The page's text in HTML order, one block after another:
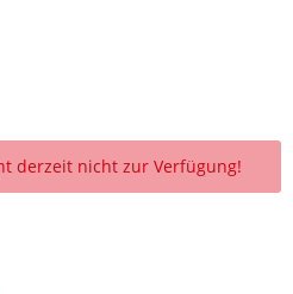
derzeit nicht zur Verfügung!